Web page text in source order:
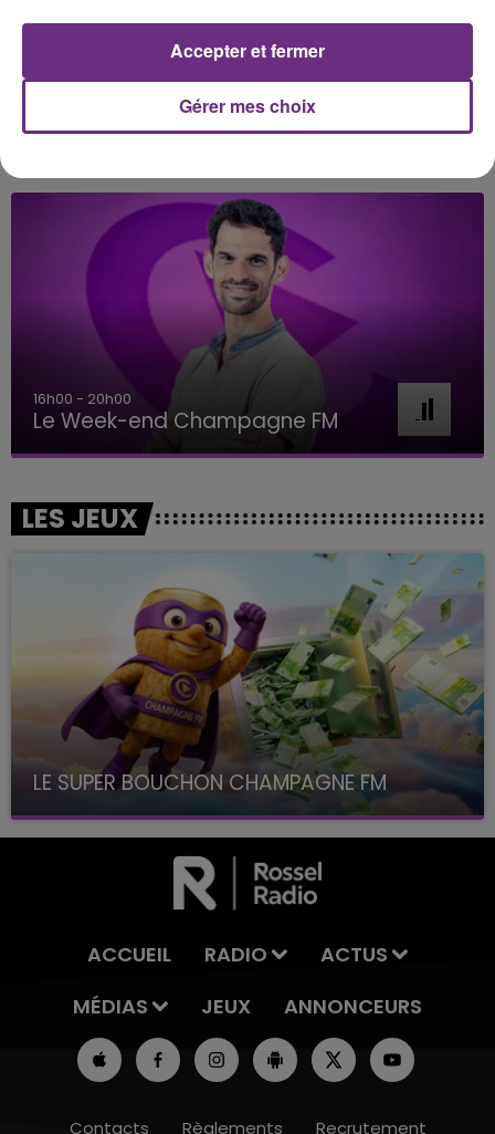
Where Is My Husband! Mr Know It All
7h00 - 11h00
BEST OF
LES JEUX
LE SUPER BOUCHON CHAMPAGNE FM
avec La Famille Champagne FM, à 8H10
ACCUEIL RADIO
ACTUS
MÉDIAS
JEUX ANNONCEURS
Contacts Règlements Recrutement
Gérer mes choix
Accepter et fermer